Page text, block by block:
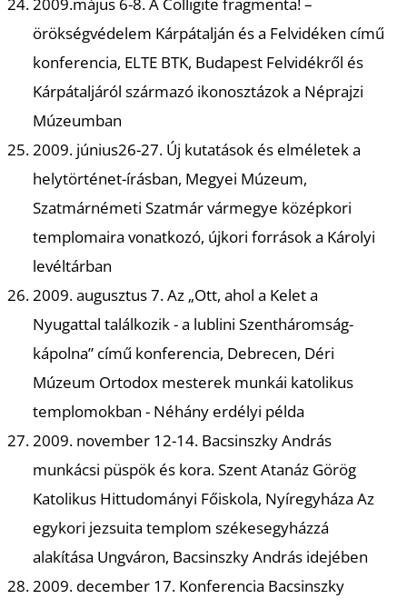
2009.május 6-8. A Colligite fragmenta! –
örökségvédelem Kárpátalján és a Felvidéken című
konferencia, ELTE BTK, Budapest Felvidékről és
Kárpátaljáról származó ikonosztázok a Néprajzi
Múzeumban
2009. június26-27. Új kutatások és elméletek a
helytörténet-írásban, Megyei Múzeum,
Szatmárnémeti Szatmár vármegye középkori
templomaira vonatkozó, újkori források a Károlyi
levéltárban
2009. augusztus 7. Az „Ott, ahol a Kelet a
Nyugattal találkozik - a lublini Szentháromság-
kápolna” című konferencia, Debrecen, Déri
Múzeum Ortodox mesterek munkái katolikus
templomokban - Néhány erdélyi példa
2009. november 12-14. Bacsinszky András
munkácsi püspök és kora. Szent Atanáz Görög
Katolikus Hittudományi Főiskola, Nyíregyháza Az
egykori jezsuita templom székesegyházzá
alakítása Ungváron, Bacsinszky András idejében
2009. december 17. Konferencia Bacsinszky